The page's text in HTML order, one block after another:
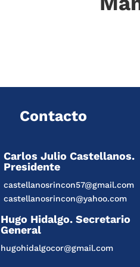
Contacto
Carlos Julio Castellanos.
Presidente
castellanosrincon57@gmail.com
castellanosrincon@yahoo.com
Hugo Hidalgo. Secretario
General
hugohidalgocor@gmail.com